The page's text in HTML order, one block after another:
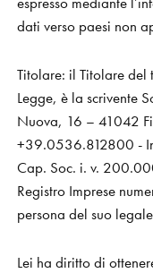
dati verso paesi non
Titolare: il Titolare del
Legge, è la scrivente
Nuova, 16 – 41042
+39.0536.812800 -
Cap. Soc. i. v.
Registro Imprese
persona del suo
Lei ha diritto di